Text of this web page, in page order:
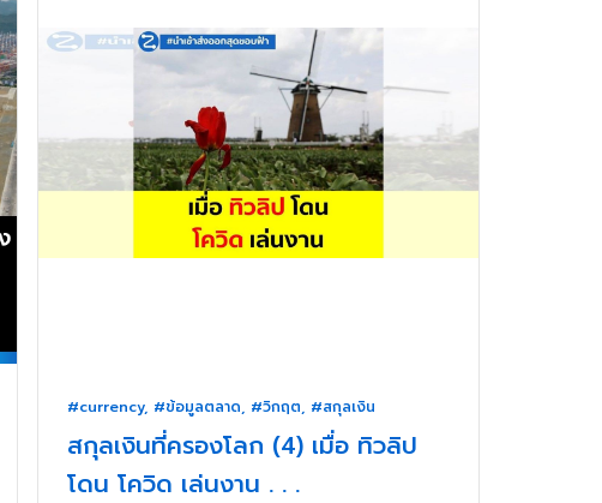
#currency, #ข้อมูลตลาด, #วิกฤต, #สกุลเงิน
สกุลเงินที่ครองโลก (4) เมื่อ ทิวลิป
โดน โควิด เล่นงาน . . .